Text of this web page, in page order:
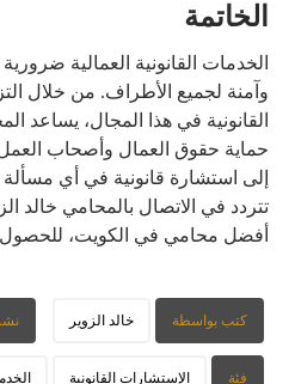
الخاتمة
الخدمات القانونية العمالية
وآمنة لجميع الأطراف. من خلال
القانونية في هذا المجال، يساعد
حماية حقوق العمال وأصحاب
إلى استشارة قانونية في أي مسألة
أفضل محامي في الكويت، للحصول
كتب بواسطة خالد الزوير
فئة الإستشارات القانونية